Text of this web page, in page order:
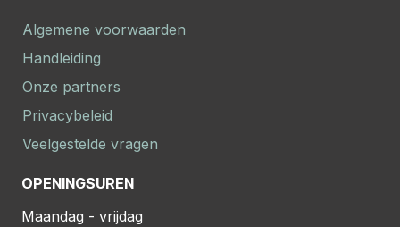
Algemene voorwaarden
Handleiding
Onze partners
Privacybeleid
Veelgestelde vragen
OPENINGSUREN
Maandag - vrijdag